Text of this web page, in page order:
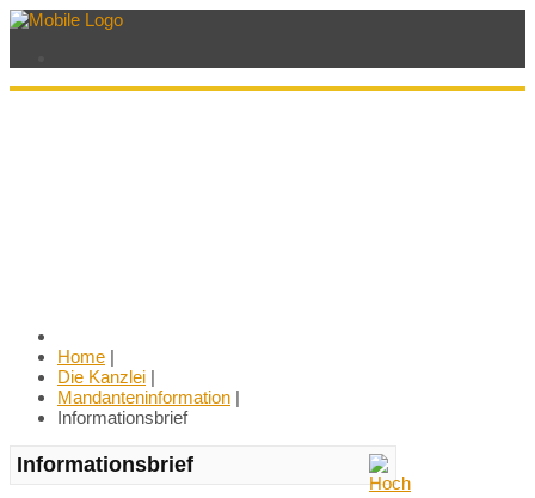
Home |
Die Kanzlei |
Mandanteninformation |
Informationsbrief
Informationsbrief